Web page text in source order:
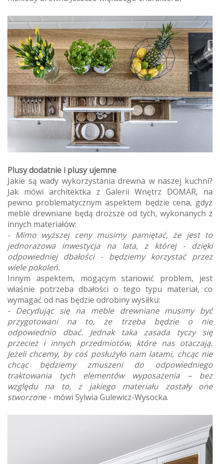
Plusy dodatnie i plusy ujemne
Jakie są wady wykorzystania drewna w naszej kuchni?
Jak mówi architektka z Galerii Wnętrz DOMAR, na
pewno problematycznym aspektem będzie cena, gdyż
meble drewniane będą droższe od tych, wykonanych z
innych materiałów:
- Mimo wyższej ceny musimy pamiętać, że jest to
jednorazowa inwestycja na lata, z której - dzięki
odpowiedniej dbałości - będziemy korzystać przez
wiele pokoleń.
Innym aspektem, mogącym stanowić problem, jest
właśnie potrzeba dbałości o tego typu materiał, co
wymagać od nas będzie odrobiny wysiłku:
- Decydując się na meble drewniane musimy być
przygotowani na to, że trzeba będzie o nie
odpowiednio dbać. Jednak taka zasada tyczy się
przecież i innych przedmiotów, które nas otaczają.
Jeżeli chcemy, by coś posłużyło nam latami, chcąc nie
chcąc będziemy zmuszeni do odpowiedniego
traktowania tych elementów wyposażenia – bez
względu na to, z jakiego materiału zostały one
stworzone - mówi Sylwia Gulewicz-Wysocka.